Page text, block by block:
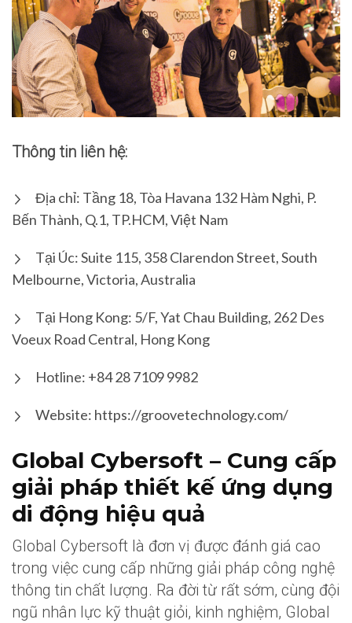
Thông tin liên hệ:
Địa chỉ: Tầng 18, Tòa Havana 132 Hàm Nghi, P.
Bến Thành, Q.1, TP.HCM, Việt Nam
Tại Úc: Suite 115, 358 Clarendon Street, South
Melbourne, Victoria, Australia
Tại Hong Kong: 5/F, Yat Chau Building, 262 Des
Voeux Road Central, Hong Kong
Hotline: +84 28 7109 9982
Website: https://groovetechnology.com/
Global Cybersoft – Cung cấp
giải pháp thiết kế ứng dụng
di động hiệu quả
Global Cybersoft là đơn vị được đánh giá cao
trong việc cung cấp những giải pháp công nghệ
thông tin chất lượng. Ra đời từ rất sớm, cùng đội
ngũ nhân lực kỹ thuật giỏi, kinh nghiệm, Global